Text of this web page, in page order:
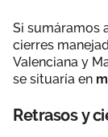
Si sumáramos
cierres
Valenciana y
se situaría en
Retrasos y